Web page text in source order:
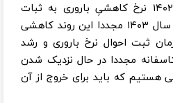
گزارش در سالهای ۱۴۰۱ و ۱۴۰۲ نرخ کاهشیِ باروری به ثبات
رسیده بود اما متاسفانه در سال ۱۴۰۳ مجددا این روند کاهشی
ثبت احوال نرخ باروری و رشد
و متاسفانه مجددا در حال نزدیک شدن
هستیم که باید برای خروج از آن